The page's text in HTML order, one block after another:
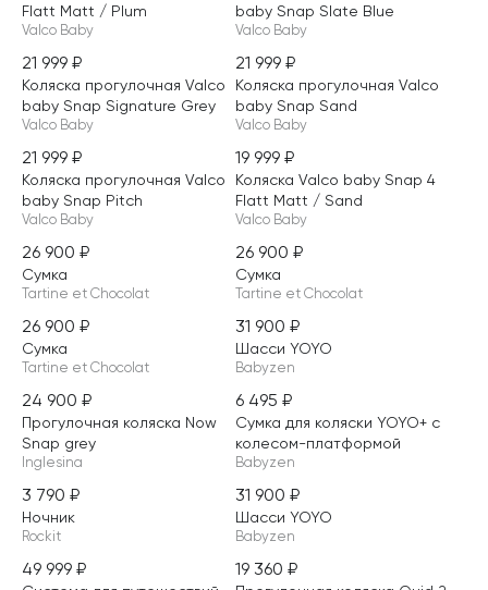
Flatt Matt / Plum
Valco Baby
baby Snap Slate Blue
Valco Baby
НОВИНКА
ТОЛЬКО НА САЙТЕ
21 999 ₽
Коляска прогулочная Valco
baby Snap Signature Grey
Valco Baby
НОВИНКА
ТОЛЬКО НА САЙТЕ
21 999 ₽
Коляска прогулочная Valco
baby Snap Sand
Valco Baby
НОВИНКА
ТОЛЬКО НА САЙТЕ
21 999 ₽
Коляска прогулочная Valco
baby Snap Pitch
Valco Baby
НОВИНКА
19 999 ₽
Коляска Valco baby Snap 4
Flatt Matt / Sand
Valco Baby
26 900 ₽
Сумка
Tartine et Chocolat
26 900 ₽
Сумка
Tartine et Chocolat
26 900 ₽
Сумка
Tartine et Chocolat
31 900 ₽
Шасси YOYO
Babyzen
24 900 ₽
Прогулочная коляска Now
Snap grey
Inglesina
6 495 ₽
Сумка для коляски YOYO+ с
колесом-платформой
Babyzen
3 790 ₽
Ночник
Rockit
31 900 ₽
Шасси YOYO
Babyzen
49 999 ₽ 19 360 ₽